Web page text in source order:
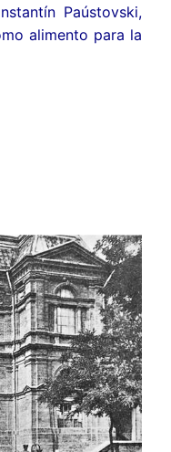
Paústovski,
alimento para la